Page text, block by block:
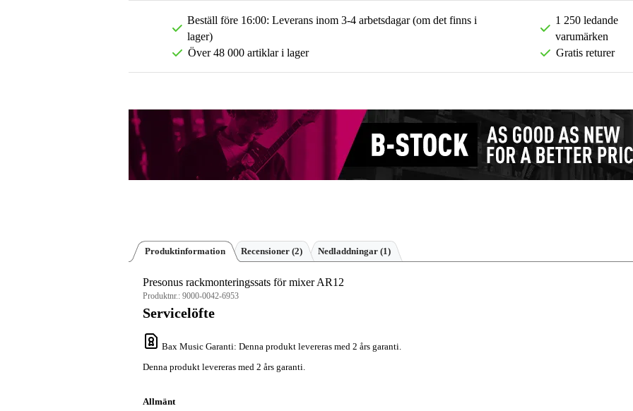
Beställ före 16:00: Leverans inom 3-4 arbetsdagar (om det finns i
lager)
Över 48 000 artiklar i lager
1 250 ledande
varumärken
Gratis returer
Produktinformation Recensioner (2) Nedladdningar (1)
Presonus rackmonteringssats för mixer AR12
Produktnr.: 9000-0042-6953
Servicelöfte
Bax Music Garanti: Denna produkt levereras med 2 års garanti.
Denna produkt levereras med 2 års garanti.
Allmänt